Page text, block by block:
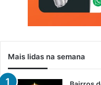
Mais lidas na semana